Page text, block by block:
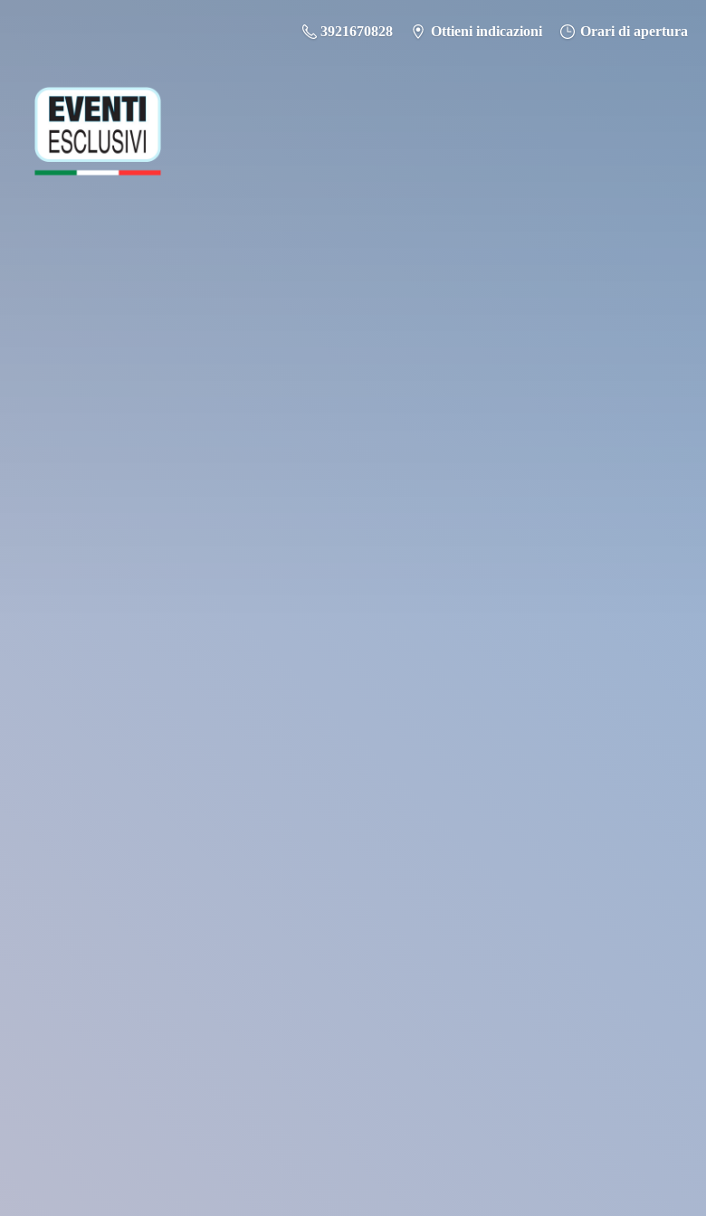
3921670828 Ottieni indicazioni Orari di apertura